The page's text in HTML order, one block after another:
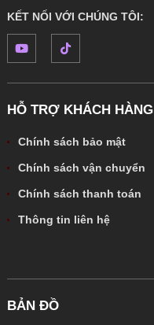
KẾT NỐI VỚI CHÚNG TÔI:
HỖ TRỢ KHÁCH HÀNG
Chính sách bảo mật
Chính sách vận chuyển
Chính sách thanh toán
Thông tin liên hệ
BẢN ĐỒ